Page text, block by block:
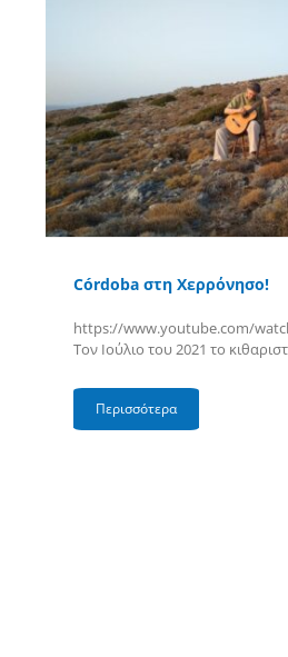
Córdoba στη Χερρόνησο!
https://www.youtube.com/
Τον Ιούλιο του 2021 το
Περισσότερα